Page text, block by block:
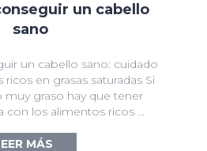
un cabello
sano
un cabello sano: cuidado
en grasas saturadas Si
muy graso hay que tener
con los alimentos ricos ...
MÁS